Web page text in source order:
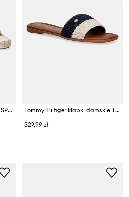
Tommy Hilfiger klapki SATIN ESPADRILLE MULE
Tommy Hilfiger klapki damskie TH FLAT MULE CROCHET
329,99 zł